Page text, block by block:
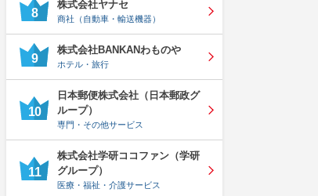
8
株式会社ヤナセ
商社（自動車・輸送機器）
9
株式会社BANKANわものや
ホテル・旅行
10
日本郵便株式会社（日本郵政グ
ループ）
専門・その他サービス
11
株式会社学研ココファン（学研
グループ）
医療・福祉・介護サービス